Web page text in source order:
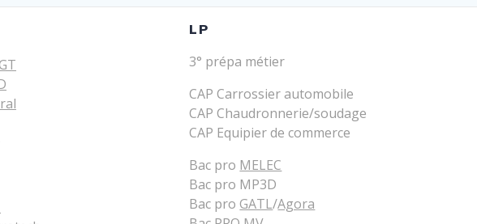
LP
3° prépa métier
CAP Carrossier automobile
CAP Chaudronnerie/soudage
CAP Equipier de commerce
Bac pro MELEC
Bac pro MP3D
Bac pro GATL/Agora